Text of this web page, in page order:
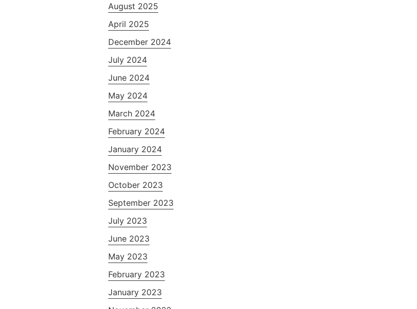
August 2025
April 2025
December 2024
July 2024
June 2024
May 2024
March 2024
February 2024
January 2024
November 2023
October 2023
September 2023
July 2023
June 2023
May 2023
February 2023
January 2023